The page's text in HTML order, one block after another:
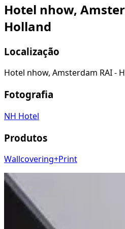
Hotel nhow,
Holland
Localização
Hotel nhow, Amsterdam RAI -
Fotografia
NH Hotel
Produtos
Wallcovering+Print